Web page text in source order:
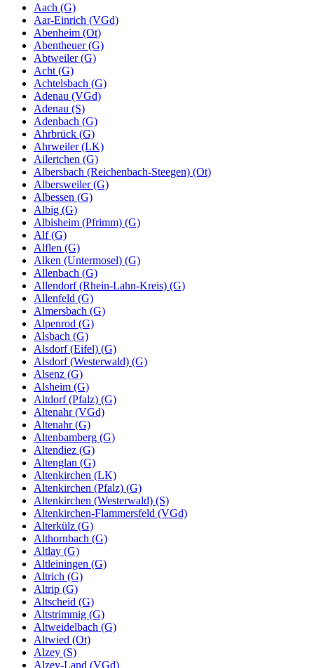
Aach (G)
Aar-Einrich (VGd)
Abenheim (Ot)
Abentheuer (G)
Abtweiler (G)
Acht (G)
Achtelsbach (G)
Adenau (VGd)
Adenau (S)
Adenbach (G)
Ahrbrück (G)
Ahrweiler (LK)
Ailertchen (G)
Albersbach (Reichenbach-Steegen) (Ot)
Albersweiler (G)
Albessen (G)
Albig (G)
Albisheim (Pfrimm) (G)
Alf (G)
Alflen (G)
Alken (Untermosel) (G)
Allenbach (G)
Allendorf (Rhein-Lahn-Kreis) (G)
Allenfeld (G)
Almersbach (G)
Alpenrod (G)
Alsbach (G)
Alsdorf (Eifel) (G)
Alsdorf (Westerwald) (G)
Alsenz (G)
Alsheim (G)
Altdorf (Pfalz) (G)
Altenahr (VGd)
Altenahr (G)
Altenbamberg (G)
Altendiez (G)
Altenglan (G)
Altenkirchen (LK)
Altenkirchen (Pfalz) (G)
Altenkirchen (Westerwald) (S)
Altenkirchen-Flammersfeld (VGd)
Alterkülz (G)
Althornbach (G)
Altlay (G)
Altleiningen (G)
Altrich (G)
Altrip (G)
Altscheid (G)
Altstrimmig (G)
Altweidelbach (G)
Altwied (Ot)
Alzey (S)
Alzey-Land (VGd)